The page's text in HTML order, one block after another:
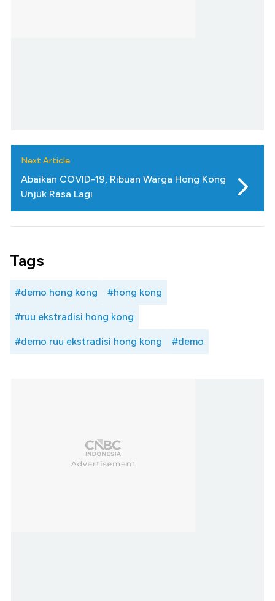
Next Article
Abaikan COVID-19, Ribuan Warga Hong Kong
Unjuk Rasa Lagi
Tags
#demo hong kong #hong kong
#ruu ekstradisi hong kong
#demo ruu ekstradisi hong kong #demo